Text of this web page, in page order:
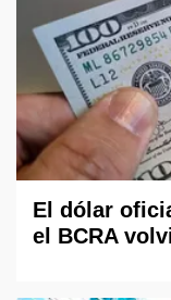
El dólar
el BCRA